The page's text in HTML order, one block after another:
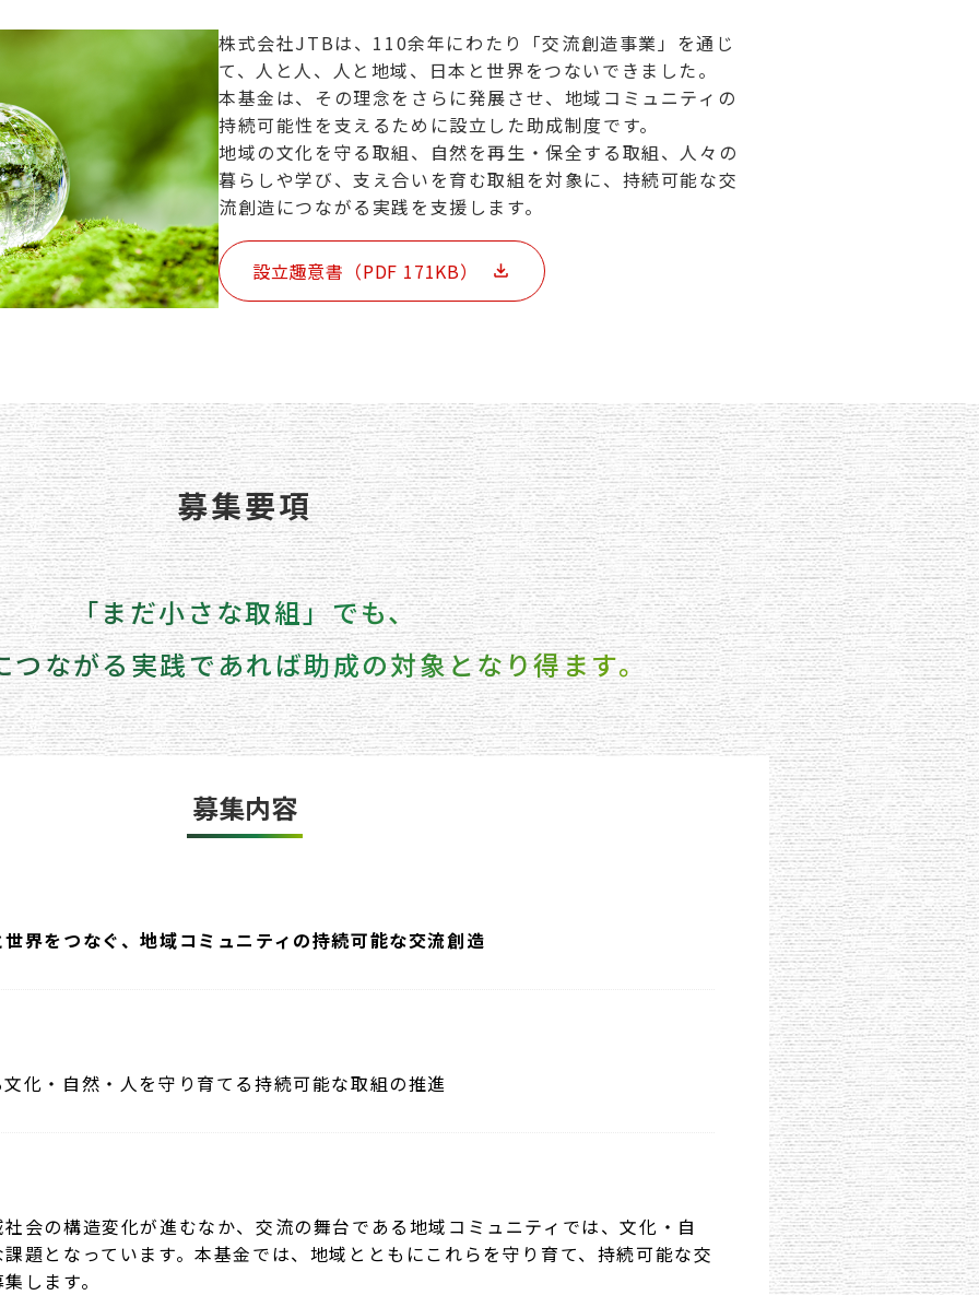
株式会社JTBは、110余年にわたり「交流創造事業」を通じ
て、人と人、人と地域、日本と世界をつないできました。
本基金は、その理念をさらに発展させ、地域コミュニティの
持続可能性を支えるために設立した助成制度です。
地域の文化を守る取組、自然を再生・保全する取組、人々の
暮らしや学び、支え合いを育む取組を対象に、持続可能な交
流創造につながる実践を支援します。
設立趣意書（PDF 171KB）
募集要項
「まだ小さな取組」でも、
つながる実践であれば助成の対象となり得ます。
募集内容
界をつなぐ、地域コミュニティの持続可能な交流創造
化・自然・人を守り育てる持続可能な取組の推進
会の構造変化が進むなか、交流の舞台である地域コミュニティでは、文化・自
題となっています。本基金では、地域とともにこれらを守り育て、持続可能な交
します。